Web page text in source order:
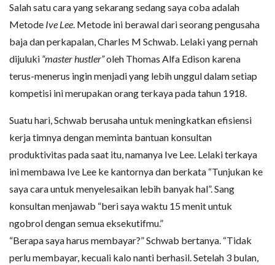
Salah satu cara yang sekarang sedang saya coba adalah
Metode Ive Lee . Metode ini berawal dari seorang pengusaha
baja dan perkapalan, Charles M Schwab. Lelaki yang pernah
dijuluki “master hustler”oleh Thomas Alfa Edison karena
terus-menerus ingin menjadi yang lebih unggul dalam setiap
kompetisi ini merupakan orang terkaya pada tahun 1918.
Suatu hari, Schwab berusaha untuk meningkatkan efisiensi
kerja timnya dengan meminta bantuan konsultan
produktivitas pada saat itu, namanya Ive Lee. Lelaki terkaya
ini membawa Ive Lee ke kantornya dan berkata “Tunjukan ke
saya cara untuk menyelesaikan lebih banyak hal”. Sang
konsultan menjawab “beri saya waktu 15 menit untuk
ngobrol dengan semua eksekutifmu.”
“Berapa saya harus membayar?” Schwab bertanya. “Tidak
perlu membayar, kecuali kalo nanti berhasil. Setelah 3 bulan,